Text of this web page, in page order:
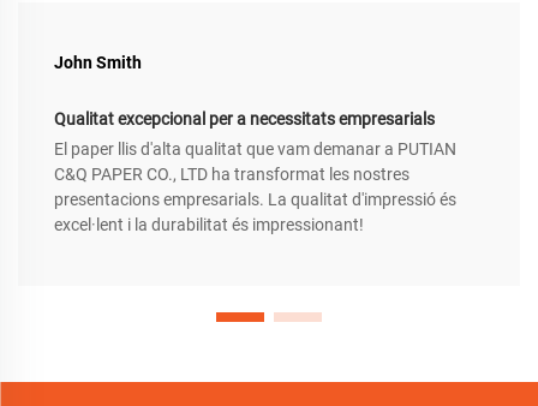
John Smith
Qualitat excepcional per a necessitats empresarials
El paper llis d'alta qualitat que vam demanar a PUTIAN
C&Q PAPER CO., LTD ha transformat les nostres
presentacions empresarials. La qualitat d'impressió és
excel·lent i la durabilitat és impressionant!